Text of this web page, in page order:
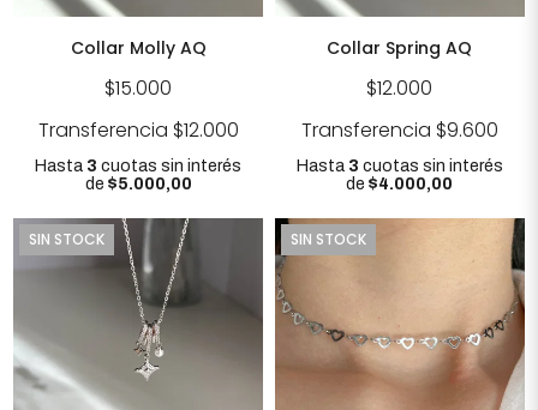
Collar Molly AQ
$15.000
Transferencia $12.000
Hasta 3 cuotas sin interés
de $5.000,00
Collar Spring AQ
$12.000
Transferencia $9.600
Hasta 3 cuotas sin interés
de$4.000,00
SIN STOCK SIN STOCK